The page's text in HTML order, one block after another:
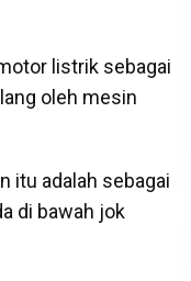
listrik sebagai
oleh mesin
itu adalah sebagai
di bawah jok